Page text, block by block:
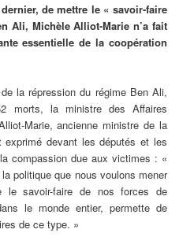
de mettre le « savoir-faire
Ali, Michèle Alliot-Marie n’a fait
essentielle de la coopération
la répression du régime Ben Ali,
morts, la ministre des Affaires
Marie, ancienne ministre de la
exprimé devant les députés et les
compassion due aux victimes : «
politique que nous voulons mener
le savoir-faire de nos forces de
le monde entier, permette de
de ce type. »